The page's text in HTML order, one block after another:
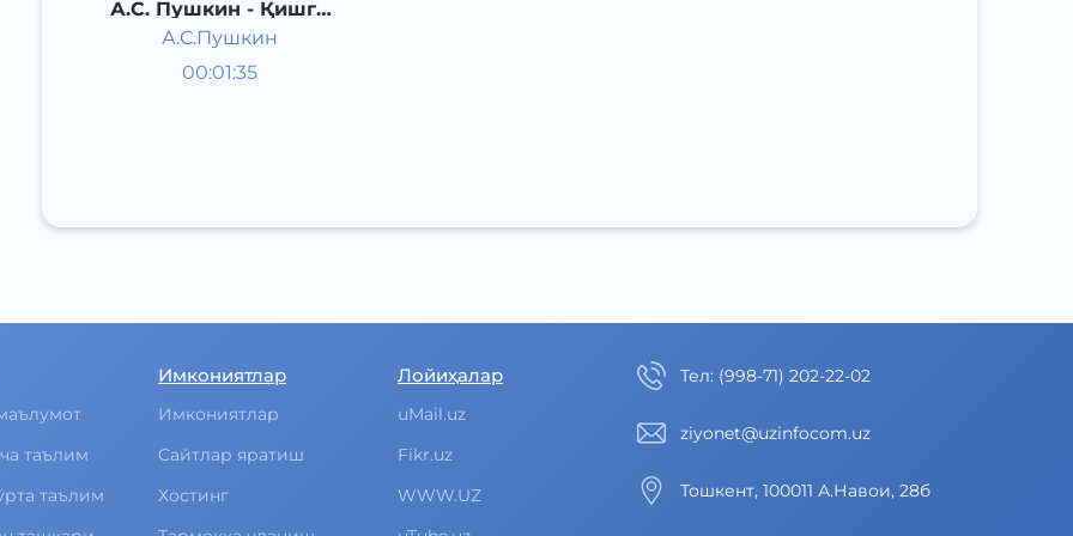
А.С. Пушкин - Қишги
тонг
А.С.Пушкин
00:01:35
Жаҳон
таълим
таълим
Имкониятлар
Имкониятлар
Cайтлар яратиш
Хостинг
Лойиҳалар
uMail.uz
Fikr.uz
WWW.UZ
Тел: (998-71) 202-22-02
ziyonet@uzinfocom.uz
Тошкент, 100011 А.Навои, 28б